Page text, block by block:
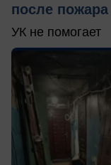
после пожара
УК не помогает